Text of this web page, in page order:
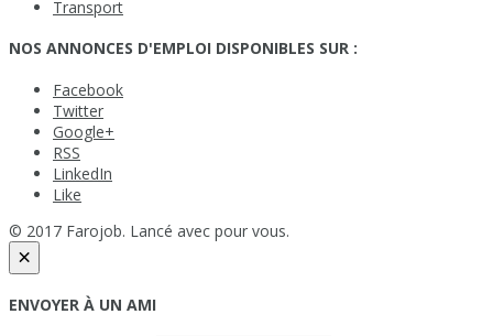
Transport
NOS ANNONCES D'EMPLOI DISPONIBLES SUR :
Facebook
Twitter
Google+
RSS
LinkedIn
Like
© 2017 Farojob. Lancé avec pour vous.
×
ENVOYER À UN AMI